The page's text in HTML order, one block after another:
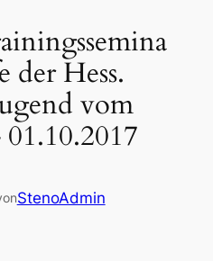
der Hess.
vom
StenoAdmin